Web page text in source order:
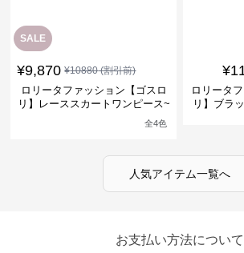
SALE
¥9,870 ¥10880(割引前)
ロリータファッション【ゴスロ
リ】レーススカートワンピース~
全4色
¥
ロリータ
リ】ブラ
人気アイテム一覧へ
お支払い方法について